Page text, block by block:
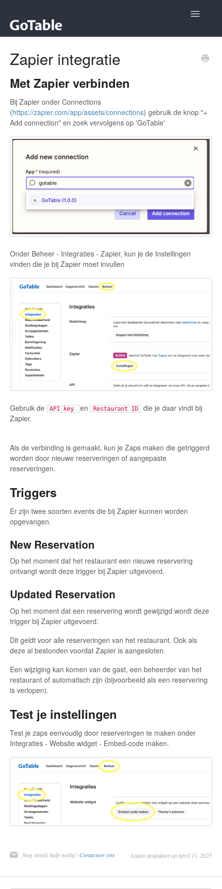
Toggle
Zapier integratie
Met Zapier verbinden
Bij Zapier onder Connections
(https://zapier.com/app/assets/connections) gebruik de knop "+
Add connection" en zoek vervolgens op 'GoTable'
Onder Beheer - Integraties - Zapier, kun je de Instellingen
vinden die je bij Zapier moet invullen
Gebruik de API key en Restaurant ID
die je daar vindt bij
Zapier.
Als de verbinding is gemaakt, kun je Zaps maken die getriggerd
worden door nieuwe reserveringen of aangepaste
reserveringen.
Triggers
Er zijn twee soorten events die bij Zapier kunnen worden
opgevangen.
New Reservation
Op het moment dat het restaurant een nieuwe reservering
ontvangt wordt deze trigger bij Zapier uitgevoerd.
Updated Reservation
Op het moment dat een reservering wordt gewijzigd wordt deze
trigger bij Zapier uitgevoerd.
Dit geldt voor alle reserveringen van het restaurant. Ook als
deze al bestonden voordat Zapier is aangesloten.
Een wijziging kan komen van de gast, een beheerder van het
restaurant of automatisch zijn (bijvoorbeeld als een reservering
is verlopen).
Test je instellingen
Test je zaps eenvoudig door reserveringen te maken onder
Integraties - Website widget - Embed-code maken.
Nog steeds hulp nodig? Contacteer ons Laatst geüpdatet op april 11, 2025